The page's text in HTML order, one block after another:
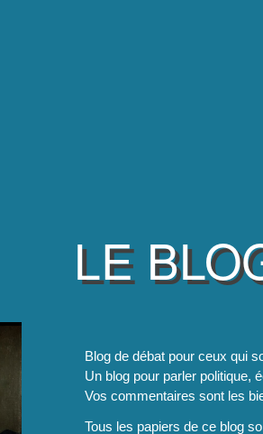
LE
Blog de débat pour ceux qui
Un blog pour parler politique,
Vos commentaires sont les
Tous les papiers de ce blog